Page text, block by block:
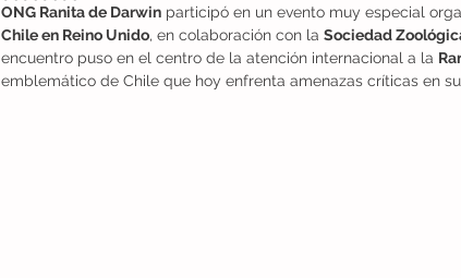
ONG Ranita de Darwin participó en un evento muy especial
Chile en Reino Unido, en colaboración con la Sociedad
encuentro puso en el centro de la atención internacional a la
emblemático de Chile que hoy enfrenta amenazas críticas en